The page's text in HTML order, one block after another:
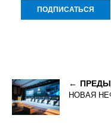
НОВАЯ